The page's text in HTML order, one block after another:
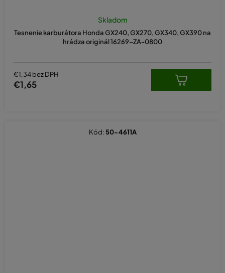
Tesnenie karburátora Honda GX240, GX270, GX340, GX390 na
hrádza originál 16269-ZA-0800
Skladom
€1,34 bez DPH
€1,65
Kód: 50-4611A